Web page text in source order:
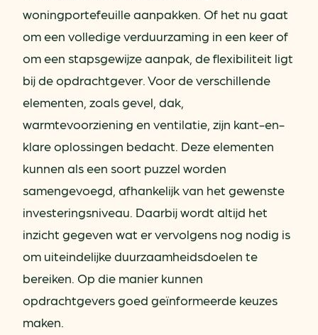
woningportefeuille aanpakken. Of het nu gaat
om een volledige verduurzaming in een keer of
om een stapsgewijze aanpak, de flexibiliteit ligt
bij de opdrachtgever. Voor de verschillende
elementen, zoals gevel, dak,
warmtevoorziening en ventilatie, zijn kant-en-
klare oplossingen bedacht. Deze elementen
kunnen als een soort puzzel worden
samengevoegd, afhankelijk van het gewenste
investeringsniveau. Daarbij wordt altijd het
inzicht gegeven wat er vervolgens nog nodig is
om uiteindelijke duurzaamheidsdoelen te
bereiken. Op die manier kunnen
opdrachtgevers goed geïnformeerde keuzes
maken.